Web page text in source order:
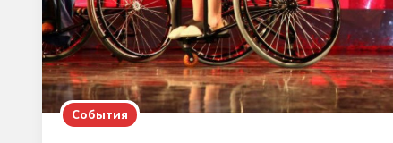
События